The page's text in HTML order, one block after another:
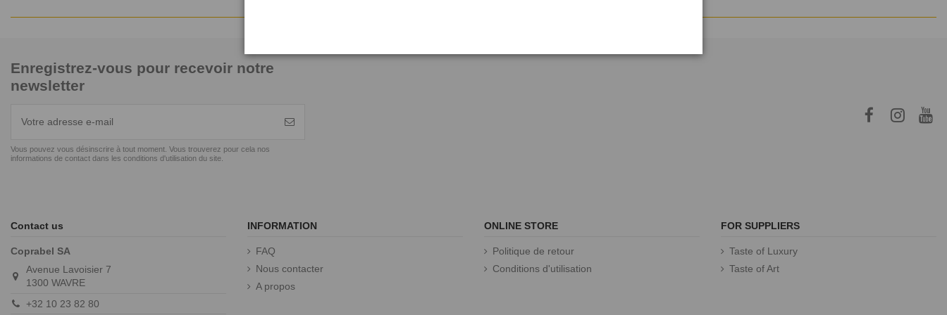
Enregistrez-vous pour recevoir notre
newsletter
Vous pouvez vous désinscrire à tout moment. Vous trouverez pour cela nos
informations de contact dans les conditions d'utilisation du site.
Contact us
Coprabel SA
Avenue Lavoisier 7
1300 WAVRE
+32 10 23 82 80
INFORMATION
FAQ
Nous contacter
A propos
ONLINE STORE
Politique de retour
Conditions d'utilisation
FOR SUPPLIERS
Taste of Luxury
Taste of Art